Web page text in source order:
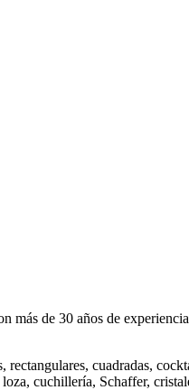
más de 30 años de
cuadradas,
cuchillería, Schaffer,